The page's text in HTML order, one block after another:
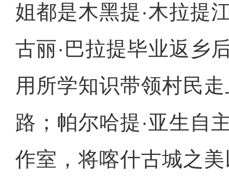
姐都是木黑提·木拉提
古丽·巴拉提毕业返乡
用所学知识带领村民
路；帕尔哈提·亚生自
作室，将喀什古城之